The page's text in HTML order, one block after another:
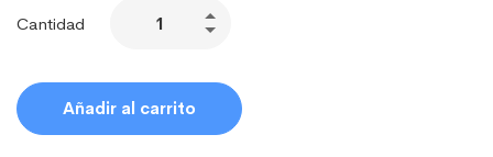
Cantidad
Añadir al carrito